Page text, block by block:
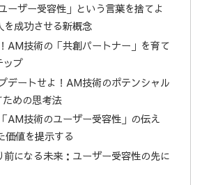
ーザー受容性」という言葉を捨てよ
を成功させる新概念
AM技術の「共創パートナー」を育て
ップ
デートせよ！AM技術のポテンシャル
ための思考法
AM技術のユーザー受容性」の伝え
価値を提示する
になる未来：ユーザー受容性の先に